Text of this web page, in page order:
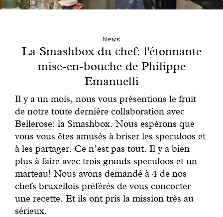
Gaufres
Engagé avec bon sens
Dandoy Family
Boutiques
Mon compte
E-Shop
News
La Smashbox du chef: l'étonnante
mise-en-bouche de Philippe
Emanuelli
Il y a un mois, nous vous présentions le fruit
de notre toute dernière collaboration avec
Bellerose: la Smashbox. Nous espérons que
vous vous êtes amusés à briser les speculoos et
à les partager. Ce n’est pas tout. Il y a bien
plus à faire avec trois grands speculoos et un
marteau! Nous avons demandé à 4 de nos
chefs bruxellois préférés de vous concocter
une recette. Et ils ont pris la mission très au
sérieux.